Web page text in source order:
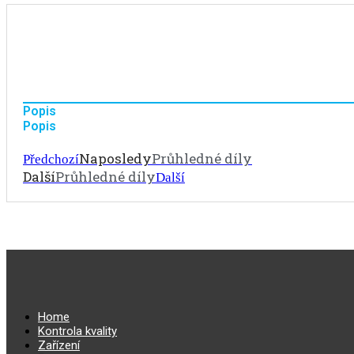
Popis
Popis
PředchozíNaposledyPrůhledné díly
DalšíPrůhledné dílyDalší
Home
Kontrola kvality
Zařízení